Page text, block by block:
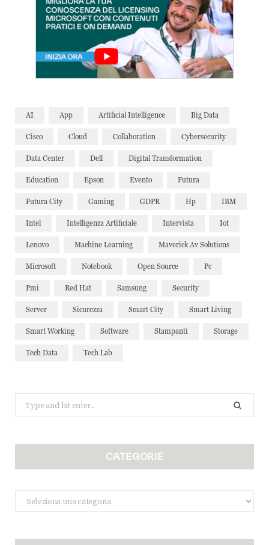
AI App Artificial Intelligence Big Data
Cisco Cloud Collaboration Cybersecurity
Data Center Dell Digital Transformation
Education Epson Evento Futura
Futura City Gaming GDPR Hp IBM
Intel Intelligenza Artificiale Intervista Iot
Lenovo Machine Learning Maverick Av Solutions
Microsoft Notebook Open Source Pc
Pmi Red Hat Samsung Security
Server Sicurezza Smart City Smart Living
Smart Working Software Stampanti Storage
Tech Data Tech Lab
for:
CATEGORIE
Categorie